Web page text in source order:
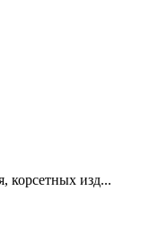
корсетных изд...